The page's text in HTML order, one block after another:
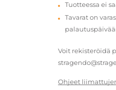
Tuotteessa ei
Tavarat on
Voit rekisteröidä
Ohjeet